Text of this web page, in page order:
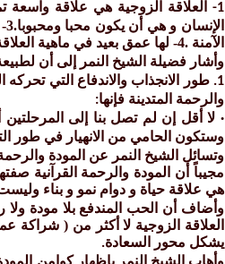
1-
الآمنة .4- لها عمق بعيد في ماهية العلاقة بين الزوج و زوجه والتي يكشف فيها كلاهما مواطنها للآخر ولا يمكن أن تكشف أو تتكشف لغيرهما
وأشار فضيلة الشيخ النمر إلى أن
1.
والرحمة المتدينة فإنها:
· لا أقل إن لم تصل بنا إلى
وستكون الحامي من الانهيار في طور
وتسائل الشيخ النمر عن المودة
مجيباً أن المودة والرحمة القرآنية
هي علاقة حياة و دوام نمو و بناء
وأضاف أن الحب المندفع بلا مودة ولا
العلاقة الزوجية لا أكثر من ( شراكة
يشكل محور السعادة.
وأهاب الشيخ النمر بإظهار كوامن